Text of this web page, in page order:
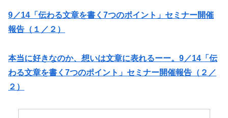
9／14「伝わる文章を書く7つのポイント」セミナー開催
報告（１／２）
本当に好きなのか、想いは文章に表れるーー。9／14「伝
わる文章を書く7つのポイント」セミナー開催報告（２／
２）